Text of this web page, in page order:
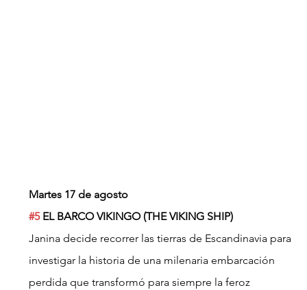
Martes 17 de agosto
#5 EL BARCO VIKINGO (THE VIKING SHIP)
Janina decide recorrer las tierras de Escandinavia para
investigar la historia de una milenaria embarcación
perdida que transformó para siempre la feroz